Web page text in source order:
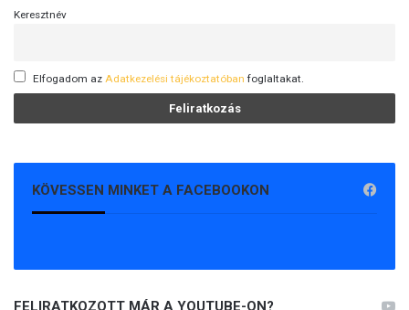
Keresztnév
Elfogadom az Adatkezelési tájékoztatóban foglaltakat.
KÖVESSEN MINKET A FACEBOOKON
FELIRATKOZOTT MÁR A YOUTUBE-ON?